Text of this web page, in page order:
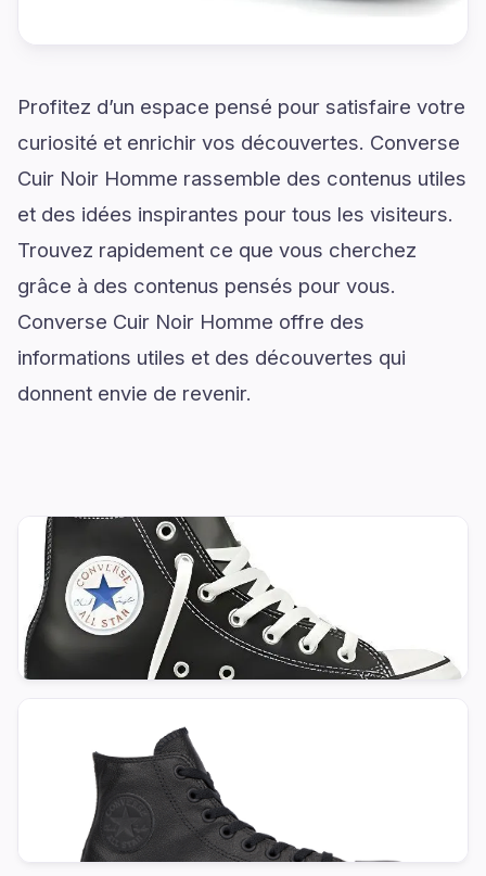
Profitez d’un espace pensé pour satisfaire votre
curiosité et enrichir vos découvertes. Converse
Cuir Noir Homme rassemble des contenus utiles
et des idées inspirantes pour tous les visiteurs.
Trouvez rapidement ce que vous cherchez
grâce à des contenus pensés pour vous.
Converse Cuir Noir Homme offre des
informations utiles et des découvertes qui
donnent envie de revenir.